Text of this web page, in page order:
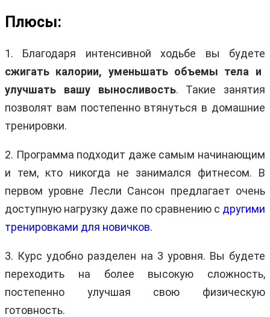
Плюсы:
1. Благодаря интенсивной ходьбе вы будете
сжигать калории, уменьшать объемы тела и
улучшать вашу выносливость. Такие занятия
позволят вам постепенно втянуться в домашние
тренировки.
2. Программа подходит даже самым начинающим
и тем, кто никогда не занимался фитнесом. В
первом уровне Лесли Сансон предлагает очень
доступную нагрузку даже по сравнению с другими
тренировками для новичков.
3. Курс удобно разделен на 3 уровня. Вы будете
переходить на более высокую сложность,
постепенно улучшая свою физическую
готовность.